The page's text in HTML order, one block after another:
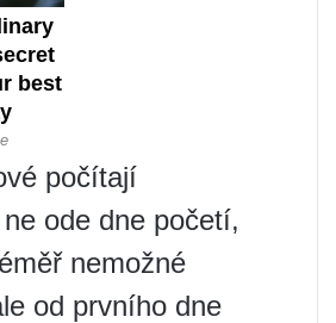
počítají
ode dne početí,
nemožné
od prvního dne